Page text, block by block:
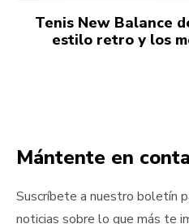
Tenis New Balance
estilo retro y los
Mántente en
Suscríbete a nuestro boletín
noticias sobre lo que más te